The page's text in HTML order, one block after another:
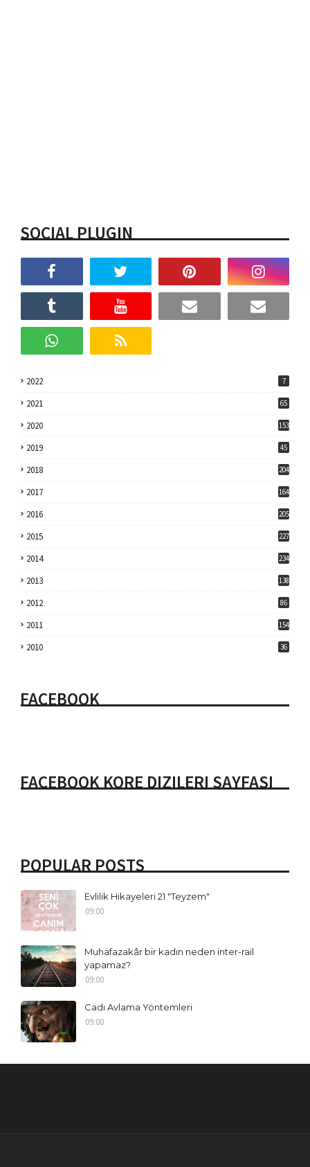
SOCIAL PLUGIN
2022 7
2021 65
2020 153
2019 45
2018 204
2017 164
2016 205
2015 227
2014 234
2013 138
2012 86
2011 154
2010 36
FACEBOOK
FACEBOOK KORE DIZILERI SAYFASI
POPULAR POSTS
Evlilik Hikayeleri 21 "Teyzem"
09:00
Muhafazakâr bir kadın neden inter-rail
yapamaz?
09:00
Cadı Avlama Yöntemleri
09:00